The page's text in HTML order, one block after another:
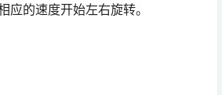
应的速度开始左右旋转。